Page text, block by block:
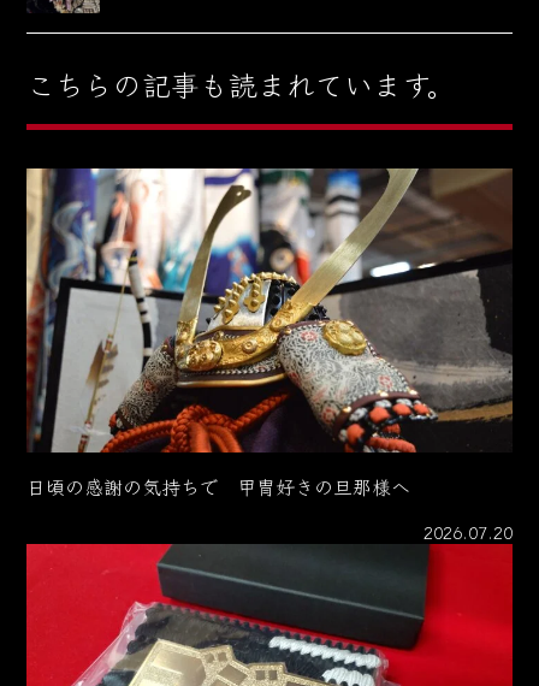
こちらの記事も読まれています。
日頃の感謝の気持ちで 甲冑好きの旦那様へ
2026.07.20